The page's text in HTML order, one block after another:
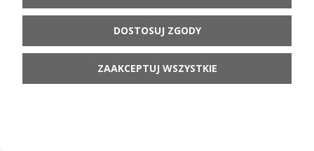
DOSTOSUJ ZGODY
ZAAKCEPTUJ WSZYSTKIE